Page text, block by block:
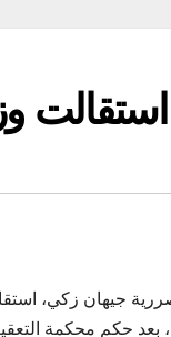
جيهان زكي،
حكم محكمة